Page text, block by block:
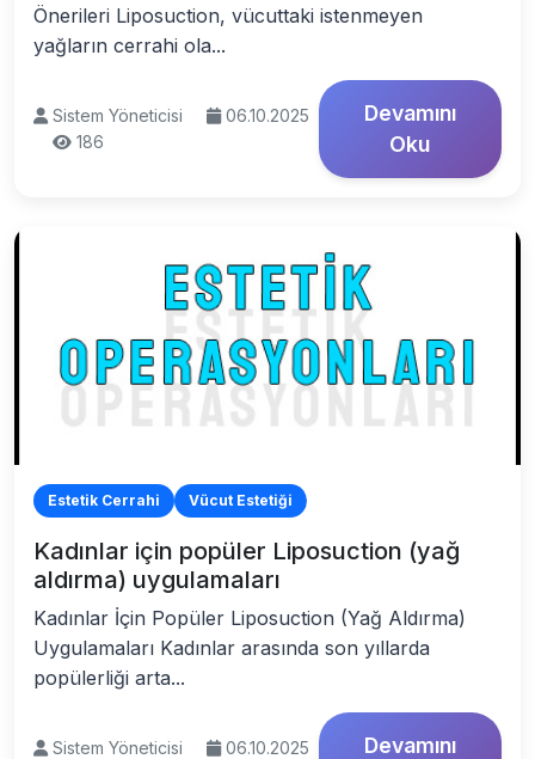
Önerileri Liposuction, vücuttaki istenmeyen
yağların cerrahi ola...
Sistem Yöneticisi
06.10.2025
186
Devamını
Oku
Estetik Cerrahi Vücut Estetiği
Kadınlar için popüler Liposuction (yağ
aldırma) uygulamaları
Kadınlar İçin Popüler Liposuction (Yağ Aldırma)
Uygulamaları Kadınlar arasında son yıllarda
popülerliği arta...
Sistem Yöneticisi
06.10.2025
Devamını